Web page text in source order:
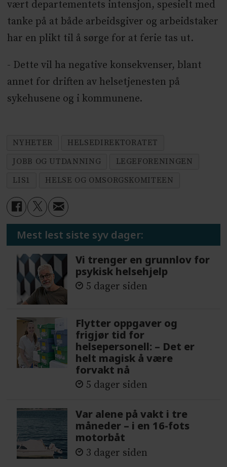
vært departementets intensjon, spesielt med
tanke på at både arbeidsgiver og arbeidstaker
har en plikt til å sørge for at ferie tas ut.
- Dette vil ha negative konsekvenser, blant
annet for driften av helsetjenesten på
sykehusene og i kommunene.
NYHETER
HELSEDIREKTORATET
JOBB OG UTDANNING
LEGEFORENINGEN
LIS1
HELSE OG OMSORGSKOMITEEN
Mest lest siste syv dager:
Vi trenger en grunnlov for
psykisk helsehjelp
5 dager siden
Flytter oppgaver og
frigjør tid for
helsepersonell: – Det er
helt magisk å være
forvakt nå
5 dager siden
Var alene på vakt i tre
måneder – i en 16-fots
motorbåt
3 dager siden